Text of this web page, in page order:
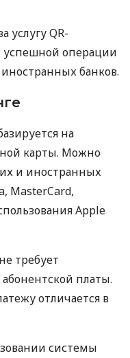
услугу QR-
успешной операции
банков.
на
карты. Можно
и иностранных
MasterCard,
Apple
требует
платы.
отличается в
системы